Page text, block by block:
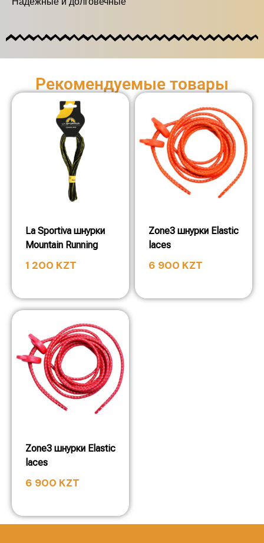
Рекомендуемые товары
La Sportiva шнурки
Mountain Running
1 200 KZT
Zone3 шнурки Elastic
laces
6 900 KZT
Zone3 шнурки Elastic
laces
6 900 KZT